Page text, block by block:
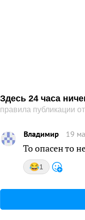
Здесь 24 часа
правила публикации
Владимир 19
То опасен то
1